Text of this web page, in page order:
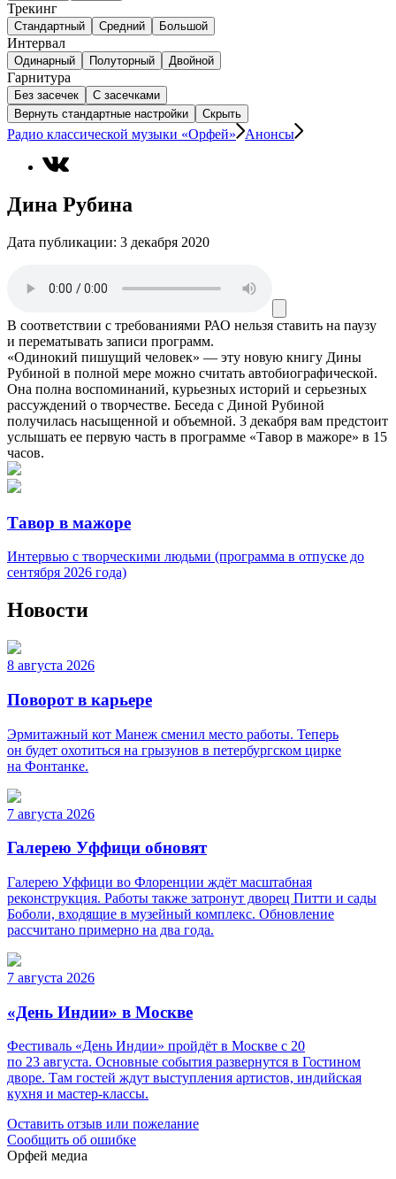
Трекинг
Стандартный Средний Большой
Интервал
Одинарный Полуторный Двойной
Гарнитура
Без засечек
С засечками
Вернуть стандартные настройки
Скрыть
Радио классической музыки «Орфей» Анонсы
Дина Рубина
Дата публикации: 3 декабря 2020
В соответствии с требованиями РАО нельзя ставить на паузу
и перематывать записи программ.
«Одинокий пишущий человек» — эту новую книгу Дины
Рубиной в полной мере можно считать автобиографической.
Она полна воспоминаний, курьезных историй и серьезных
рассуждений о творчестве. Беседа с Диной Рубиной
получилась насыщенной и объемной. 3 декабря вам предстоит
услышать ее первую часть в программе «Тавор в мажоре» в 15
часов.
Тавор в мажоре
Интервью с творческими людьми (программа в отпуске до
сентября 2026 года)
Новости
8 августа 2026
Поворот в карьере
Эрмитажный кот Манеж сменил место работы. Теперь
он будет охотиться на грызунов в петербургском цирке
на Фонтанке.
7 августа 2026
Галерею Уффици обновят
Галерею Уффици во Флоренции ждёт масштабная
реконструкция. Работы также затронут дворец Питти и сады
Боболи, входящие в музейный комплекс. Обновление
рассчитано примерно на два года.
7 августа 2026
«День Индии» в Москве
Фестиваль «День Индии» пройдёт в Москве с 20
по 23 августа. Основные события развернутся в Гостином
дворе. Там гостей ждут выступления артистов, индийская
кухня и мастер-классы.
Оставить отзыв или пожелание
Сообщить об ошибке
Орфей медиа